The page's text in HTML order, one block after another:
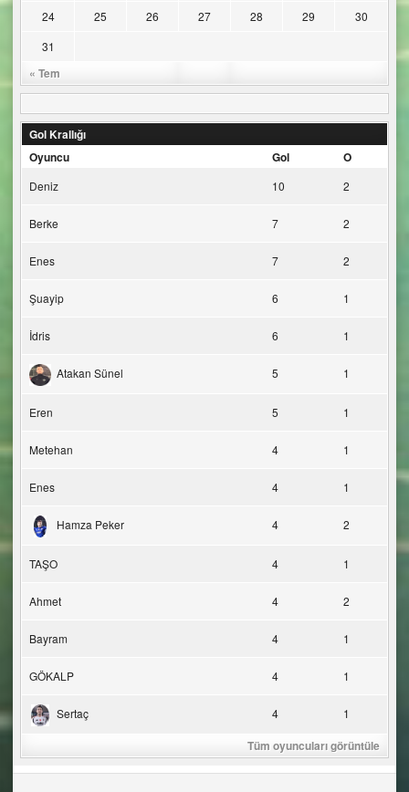
« Tem
24
25 26 27 28 29
30
31
Gol Krallığı
Oyuncu
Gol O
Deniz 10 2
Berke 7 2
Enes 7 2
Şuayip 6 1
İdris 6 1
Atakan Sünel 5 1
Eren 5 1
Metehan 4 1
Enes 4 1
Hamza Peker 4 2
TAŞO 4 1
Ahmet 4 2
Bayram 4 1
GÖKALP 4 1
Sertaç 4 1
Tüm oyuncuları görüntüle